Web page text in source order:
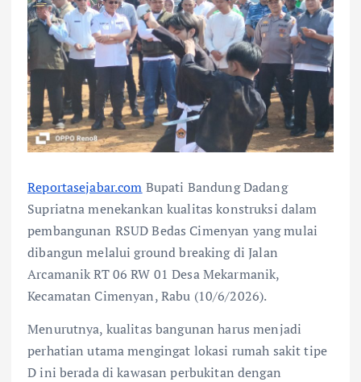
Reportasejabar.com Bupati Bandung Dadang
Supriatna menekankan kualitas konstruksi dalam
pembangunan RSUD Bedas Cimenyan yang mulai
dibangun melalui ground breaking di Jalan
Arcamanik RT 06 RW 01 Desa Mekarmanik,
Kecamatan Cimenyan, Rabu (10/6/2026).
Menurutnya, kualitas bangunan harus menjadi
perhatian utama mengingat lokasi rumah sakit tipe
D ini berada di kawasan perbukitan dengan